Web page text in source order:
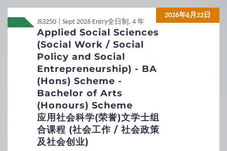
Local Non-JUPAS Year 1
Non-Local International / Other Qualification
Non-Local 內地应届高考生
所需的附加文件
自荐信
申请人同时须递交一篇以英文书写的自荐信。请按此
下载表格。
Local Non-JUPAS Year 1
Non-Local
International / Other
Qualification
Non-Local 內地应届高考生
1 入学要求
JS3250 | Sept 2026 Entry全日制, 4 年
Applied Social Sciences
(Social Work / Social
Policy and Social
Entrepreneurship) - BA
(Hons) Scheme -
Bachelor of Arts
(Honours) Scheme
应用社会科学(荣誉)文学士组
合课程 (社会工作 / 社会政策
及社会创业)
2026年6月22日